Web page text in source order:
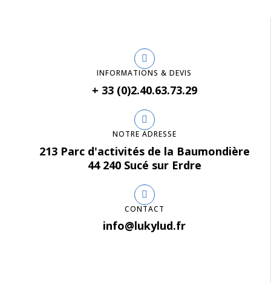
INFORMATIONS & DEVIS
+ 33 (0)2.40.63.73.29
NOTRE ADRESSE
213 Parc d'activités de la Baumondière
44 240 Sucé sur Erdre
CONTACT
info@lukylud.fr